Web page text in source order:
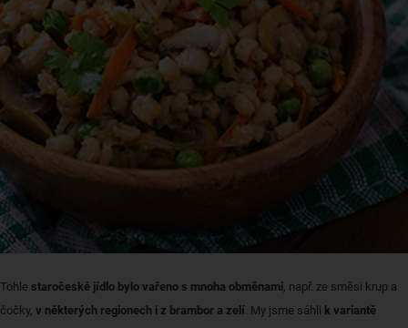
Tohle staročeské jídlo bylo vařeno s mnoha obměnami, např. ze směsi krup a
čočky, v některých regionech i z brambor a zelí. My jsme sáhli k variantě